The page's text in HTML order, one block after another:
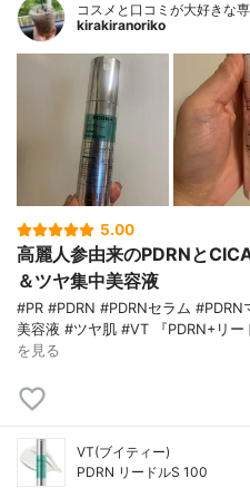
コスメと口コミが大好きな
kirakiranoriko
5.00
高麗人参由来のPDRNと
＆ツヤ集中美容液
#PR #PDRN #PDRNセラム
美容液 #ツヤ肌 #VT 『PDRN+リ
を見る
VT(ブイティー)
PDRN リードルS 100